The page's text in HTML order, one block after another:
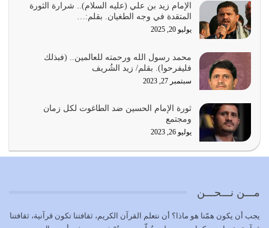
بحبل الله جميعاً وليس كل…
يوليو 22, 2026
يشاء ويذل من يشاء
يوليو 21, 2026
كل زمان…
يوليو 19, 2026
الوظيفة عبارة عن مسؤولية يجب النهوض بها كما ينبغي لكي
وَالْمُنْفِقِينَ…
الإمام زيد بن علي (عليه السلام).. شرارة الثورة
المتقدة في وجه الطغيان. بقلم:…
يوليو 20, 2025
محمد رسول الله ورحمته للعالمين.. (فبذلك
فليفرحوا). بقلم/ زيد الشُريف
سبتمبر 27, 2023
ثورة الإمام الحسين ضد الطاغوت لكل زمان
ومجتمع
يوليو 26, 2023
مـــن نـــحـــن
يجب أن يكون همّنا هو ماذا؟ أن نتعلم القرآن الكريم، ثقافتنا تكون قرآنية، ثقافتنا